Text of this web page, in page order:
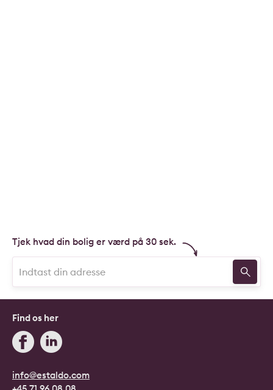
Tjek hvad din bolig er værd på 30 sek.
info@estaldo.com
Find os her